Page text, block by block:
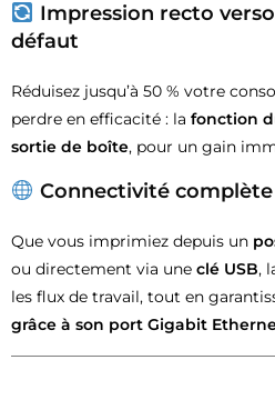
Impression recto
défaut
Réduisez jusqu’à 50 % votre
perdre en efficacité : la fonction
sortie de boîte, pour un gain
Connectivité
Que vous imprimiez depuis un
ou directement via une clé USB,
les flux de travail, tout en
grâce à son port Gigabit